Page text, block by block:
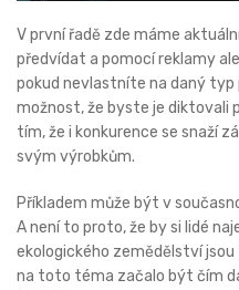
V první řadě zde máme
předvídat a pomocí reklamy
pokud nevlastníte na daný typ
možnost, že byste je
tím, že i konkurence se snaží
svým výrobkům.
Příkladem může být v
A není to proto, že by si lidé
ekologického zemědělství
na toto téma začalo být čím